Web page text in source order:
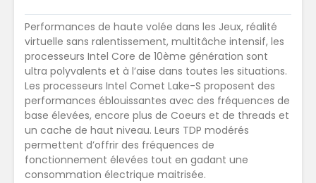
Performances de haute volée dans les Jeux, réalité
virtuelle sans ralentissement, multitâche intensif, les
processeurs Intel Core de 10ème génération sont
ultra polyvalents et à l’aise dans toutes les situations.
Les processeurs Intel Comet Lake-S proposent des
performances éblouissantes avec des fréquences de
base élevées, encore plus de Coeurs et de threads et
un cache de haut niveau. Leurs TDP modérés
permettent d’offrir des fréquences de
fonctionnement élevées tout en gadant une
consommation électrique maitrisée.